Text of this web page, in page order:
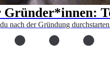
nach der Gründung